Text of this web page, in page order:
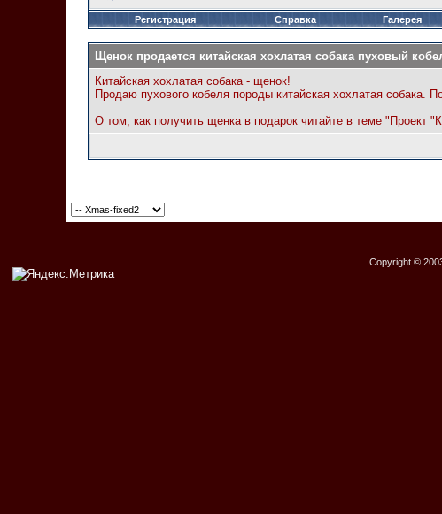
Регистрация Справка Галерея
Щенок продается китайская хохлатая собака пуховый
Китайская хохлатая собака - щенок!
Продаю пухового кобеля породы китайская хохлатая собака.
О том, как получить щенка в подарок читайте в теме "Проект
Copyright ©